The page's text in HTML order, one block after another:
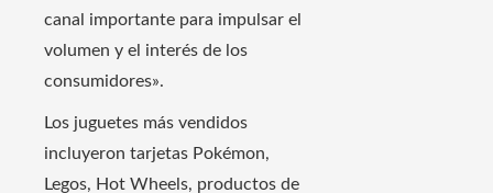
canal importante para impulsar el
volumen y el interés de los
consumidores».
Los juguetes más vendidos
incluyeron tarjetas Pokémon,
Legos, Hot Wheels, productos de